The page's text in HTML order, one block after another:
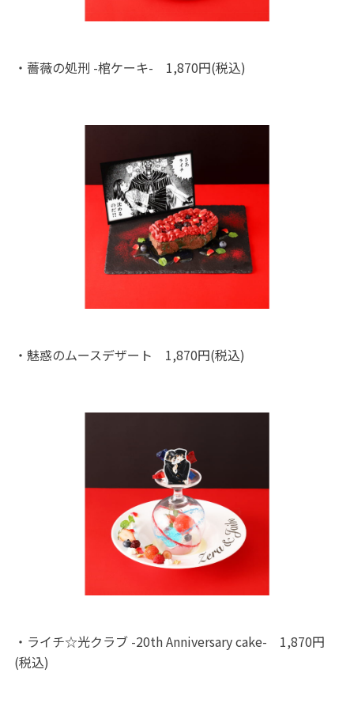
・薔薇の処刑 -棺ケーキ- 1,870円(税込)
・魅惑のムースデザート 1,870円(税込)
・ライチ☆光クラブ -20th Anniversary cake- 1,870円
(税込)